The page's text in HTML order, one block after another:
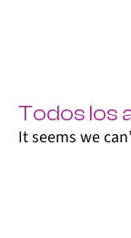
Todos los
It seems we